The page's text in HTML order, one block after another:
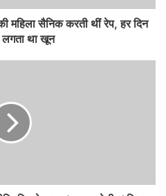
महिला सैनिक करती थीं रेप, हर दिन
था खून